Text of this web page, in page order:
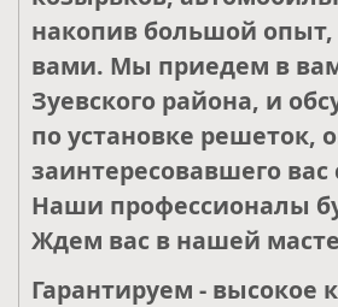
накопив большой опыт,
вами. Мы приедем в
Зуевского района, и
по установке решеток,
заинтересовавшего
Наши профессионалы
Ждем вас в нашей
Гарантируем - высокое